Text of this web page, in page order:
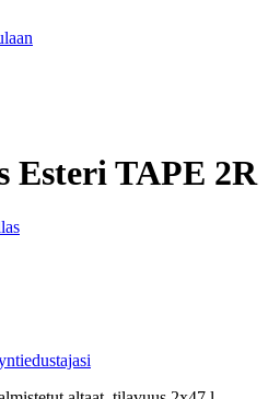
Esteri TAPE 2R